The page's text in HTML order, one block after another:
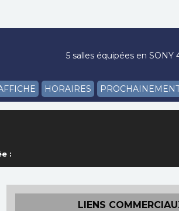
HORAIRES
5 salles équipées en SONY
:
LIENS